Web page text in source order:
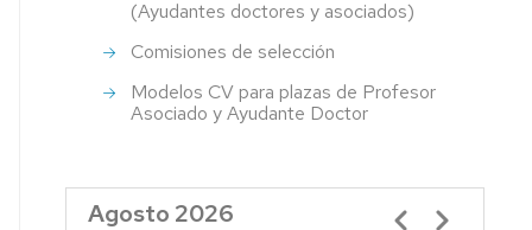
(Ayudantes doctores y asociados)
Comisiones de selección
Modelos CV para plazas de Profesor
Asociado y Ayudante Doctor
Agosto 2026 Paginación